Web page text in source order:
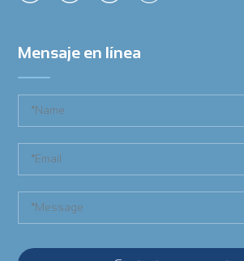
Mensaje en línea